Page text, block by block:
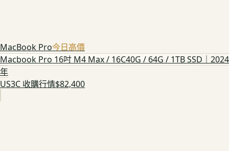
MacBook Pro今日高價
Macbook Pro 16吋 M4 Max / 16C40G / 64G / 1TB SSD｜2024
年
US3C 收購行情$82,400